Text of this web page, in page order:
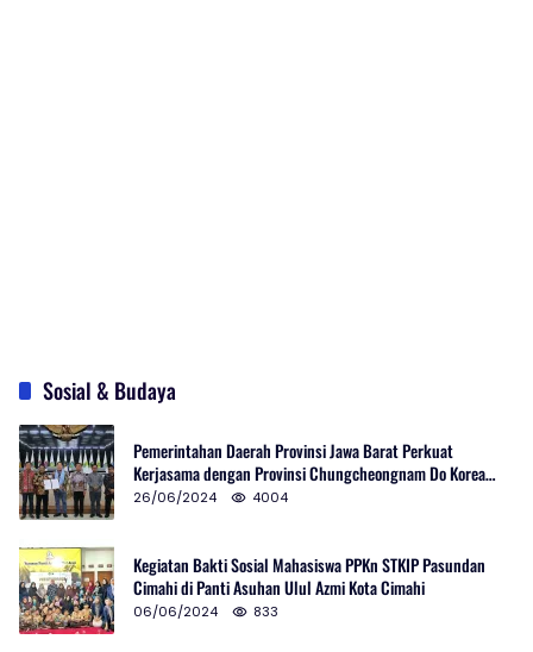
Sosial & Budaya
Pemerintahan Daerah Provinsi Jawa Barat Perkuat
Kerjasama dengan Provinsi Chungcheongnam Do Korea
Selatan
26/06/2024 4004
Kegiatan Bakti Sosial Mahasiswa PPKn STKIP Pasundan
Cimahi di Panti Asuhan Ulul Azmi Kota Cimahi
06/06/2024 833